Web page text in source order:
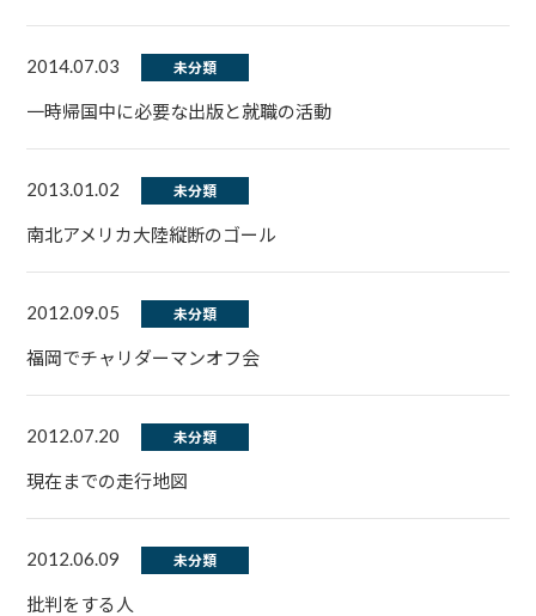
2014.07.03 未分類
一時帰国中に必要な出版と就職の活動
2013.01.02 未分類
南北アメリカ大陸縦断のゴール
2012.09.05 未分類
福岡でチャリダーマンオフ会
2012.07.20 未分類
現在までの走行地図
2012.06.09 未分類
批判をする人